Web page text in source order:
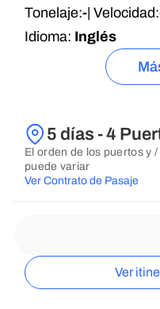
Tonelaje:- | Velocidad:
Idioma: Inglés
5 días - 4
El orden de los puertos y
puede variar
Ver Contrato de Pasaje
Ver